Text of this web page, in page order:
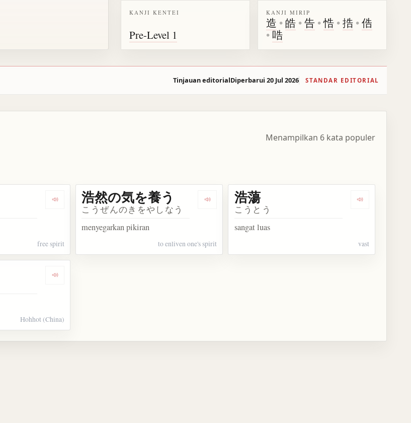
KANJI KENTEI
Pre-Level 1
KANJI MIRIP
造 •皓 •告 •悎 •捁 •俈
•哠
Tinjauan editorialDiperbarui 20 Jul 2026 STANDAR EDITORIAL
Menampilkan 6 kata populer
Dengarkan kosakata 浩然の気
free spirit
Dengarkan kosakata 浩然の気を養う
浩然の気を養う
こうぜんのきをやしなう
menyegarkan pikiran
to enliven one's spirit
Dengarkan
浩蕩
こうとう
sangat luas
vast
Dengarkan kosakata 呼和浩特
Hohhot (China)